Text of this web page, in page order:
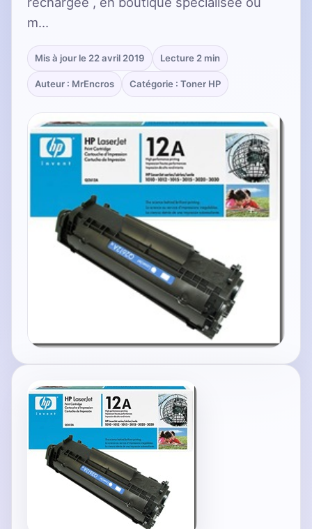
m…
Mis à jour le 22 avril 2019 Lecture 2 min
Auteur : MrEncros Catégorie : Toner HP